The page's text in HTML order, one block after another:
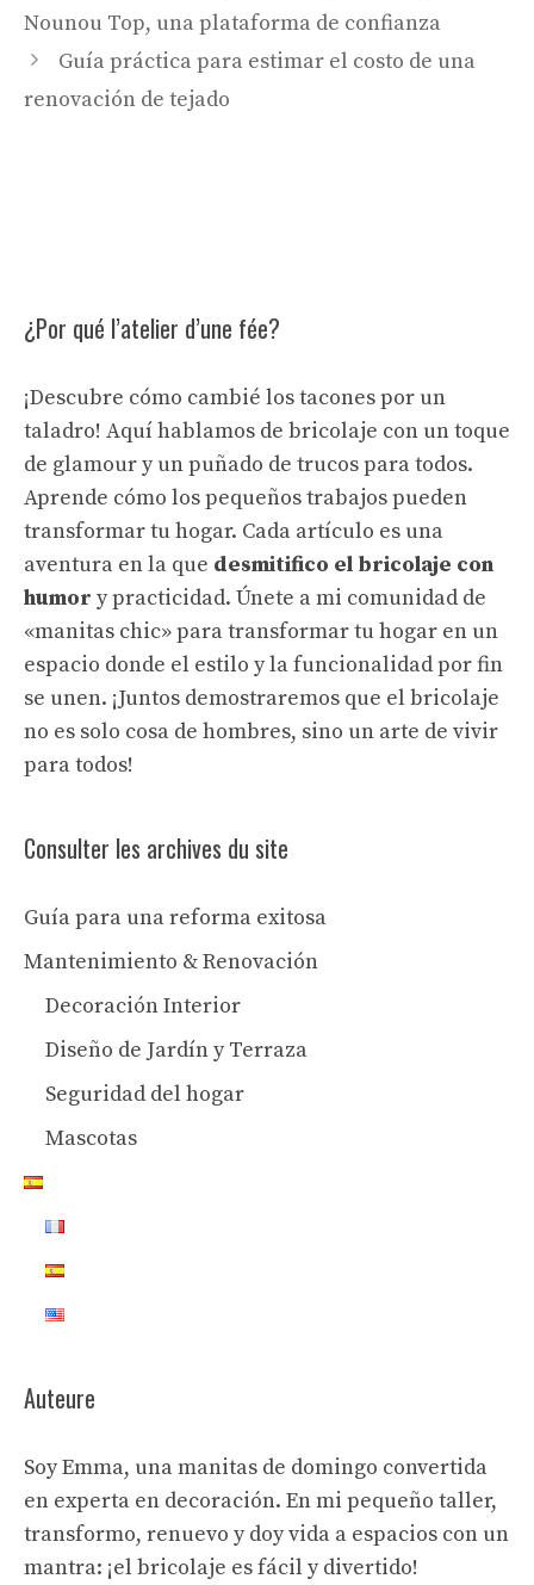
Nounou Top, una plataforma de confianza
Guía práctica para estimar el costo de una
renovación de tejado
¿Por qué l’atelier d’une fée?
¡Descubre cómo cambié los tacones por un
taladro! Aquí hablamos de bricolaje con un toque
de glamour y un puñado de trucos para todos.
Aprende cómo los pequeños trabajos pueden
transformar tu hogar. Cada artículo es una
aventura en la que desmitifico el bricolaje con
humor y practicidad. Únete a mi comunidad de
«manitas chic» para transformar tu hogar en un
espacio donde el estilo y la funcionalidad por fin
se unen. ¡Juntos demostraremos que el bricolaje
no es solo cosa de hombres, sino un arte de vivir
para todos!
Consulter les archives du site
Guía para una reforma exitosa
Mantenimiento & Renovación
Decoración Interior
Diseño de Jardín y Terraza
Seguridad del hogar
Mascotas
Auteure
Soy Emma, una manitas de domingo convertida
en experta en decoración. En mi pequeño taller,
transformo, renuevo y doy vida a espacios con un
mantra: ¡el bricolaje es fácil y divertido!